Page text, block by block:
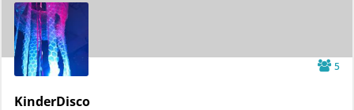
5
KinderDisco